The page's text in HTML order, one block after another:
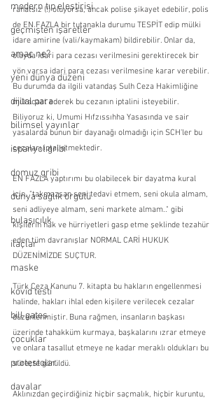
modern tıp eleştirisi
geçmişten işaretler
amaç ne?
yeni dünya düzeni
dijital para
bilimsel yayınlar
ispanyol gribi
domuz gribi
dünya sağlık örgütü
bulaşıcılık
ilaçlar
maske
kovid testi
bill gates
çocuklar
protestolar
davalar
rahatsız (!) oluyorsa, ancak polise şikayet edebilir, polis
de EN FAZLA bir tutanakla durumu TESPİT edip mülki
idare amirine (vali/kaymakam) bildirebilir. Onlar da,
olayda idari para cezası verilmesini gerektirecek bir
yön varsa idari para cezası verilmesine karar verebilir.
Bu durumda da ilgili vatandaş Sulh Ceza Hakimliğine
müracaat ederek bu cezanın iptalini isteyebilir.
Biliyoruz ki, Umumi Hıfzıssıhha Yasasında ve sair
yasalarda bunun bir dayanağı olmadığı için SCH'ler bu
cezaları iptal etmektedir.
EN FAZLA yaptırımı bu olabilecek bir dayatma kural
için, "takmazsan seni tedavi etmem, seni okula almam,
seni adliyeye almam, seni markete almam.." gibi
kişilerin hak ve hürriyetleri gasp etme şeklinde tezahür
eden tüm davranışlar NORMAL CARİ HUKUK
DÜZENİMİZDE SUÇTUR.
Türk Ceza Kanunu 7. kitapta bu hakların engellenmesi
halinde, hakları ihlal eden kişilere verilecek cezalar
düzenlenmiştir. Buna rağmen, insanların başkası
üzerinde tahakküm kurmaya, başkalarını ızrar etmeye
ve onlara tasallut etmeye ne kadar meraklı oldukları bu
süreçte görüldü.
Aklınızdan geçirdiğiniz hiçbir saçmalık, hiçbir kuruntu,